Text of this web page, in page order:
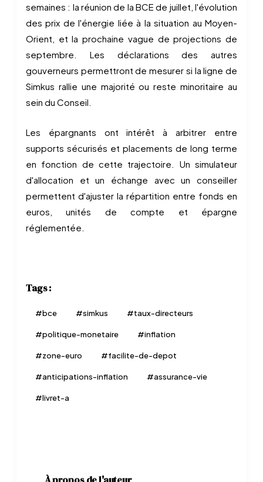
semaines : la réunion de la BCE de juillet, l'évolution
des prix de l'énergie liée à la situation au Moyen-
Orient, et la prochaine vague de projections de
septembre. Les déclarations des autres
gouverneurs permettront de mesurer si la ligne de
Simkus rallie une majorité ou reste minoritaire au
sein du Conseil.
Les épargnants ont intérêt à arbitrer entre
supports sécurisés et placements de long terme
en fonction de cette trajectoire. Un simulateur
d'allocation et un échange avec un conseiller
permettent d'ajuster la répartition entre fonds en
euros, unités de compte et épargne
réglementée.
Tags :
#bce #simkus #taux-directeurs
#politique-monetaire #inflation
#zone-euro #facilite-de-depot
#anticipations-inflation #assurance-vie
#livret-a